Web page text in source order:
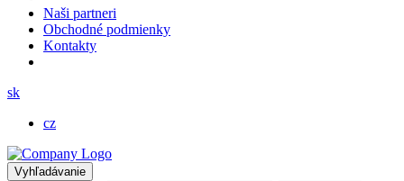
Naši partneri
Obchodné podmienky
Kontakty
sk
cz
Vyhľadávanie